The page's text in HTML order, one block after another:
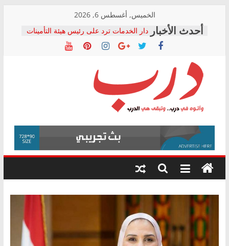
content
الخميس, أغسطس 6, 2026
دار الخدمات ترد على رئيس هيئة التأمينات
بعد مؤتمره الصحفي: إنكار الأزمة لا ينهي
معاناة أصحاب المعاشات.. ونطالب بكشف
فرحات سليمان يكتب: القطاع الصحي إلى
أين؟
حزب التحالف الشعبي يطلق لجنة “الحق
في الصحة” بالإسكندرية لرصد الانتهاكات
ودعم المرضى
الوزاري لمدينة الصحفيين.. وانتهاء أعمال
إنشاء المبنى الإداري
المجلس القومي لحقوق الإنسان يعلن
متابعة قضية الدكتور محمد زهران.. ويؤكد:
قرينة البراءة وضمانات المحاكمة العادلة
درب
وأتوه
درب..
وتبقى
هي